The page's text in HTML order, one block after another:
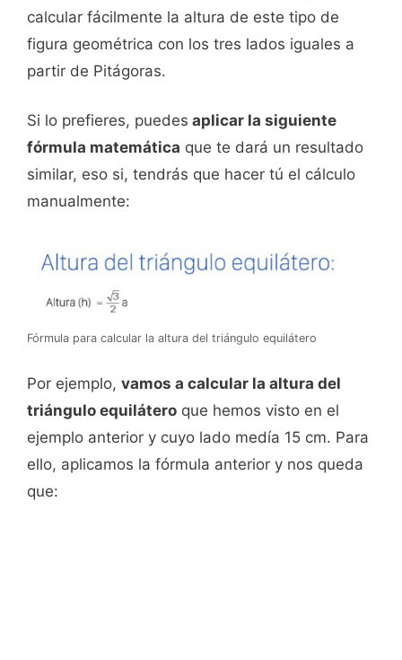
calcular fácilmente la altura de este tipo de
figura geométrica con los tres lados iguales a
partir de Pitágoras.
Si lo prefieres, puedes aplicar la siguiente
fórmula matemática que te dará un resultado
similar, eso si, tendrás que hacer tú el cálculo
manualmente:
Fórmula para calcular la altura del triángulo equilátero
Por ejemplo, vamos a calcular la altura del
triángulo equilátero que hemos visto en el
ejemplo anterior y cuyo lado medía 15 cm. Para
ello, aplicamos la fórmula anterior y nos queda
que: